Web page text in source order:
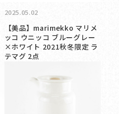
2025.05.02
【美品】marimekko マリメ
ッコ ウニッコ ブルーグレー
×ホワイト 2021秋冬限定 ラ
テマグ 2点